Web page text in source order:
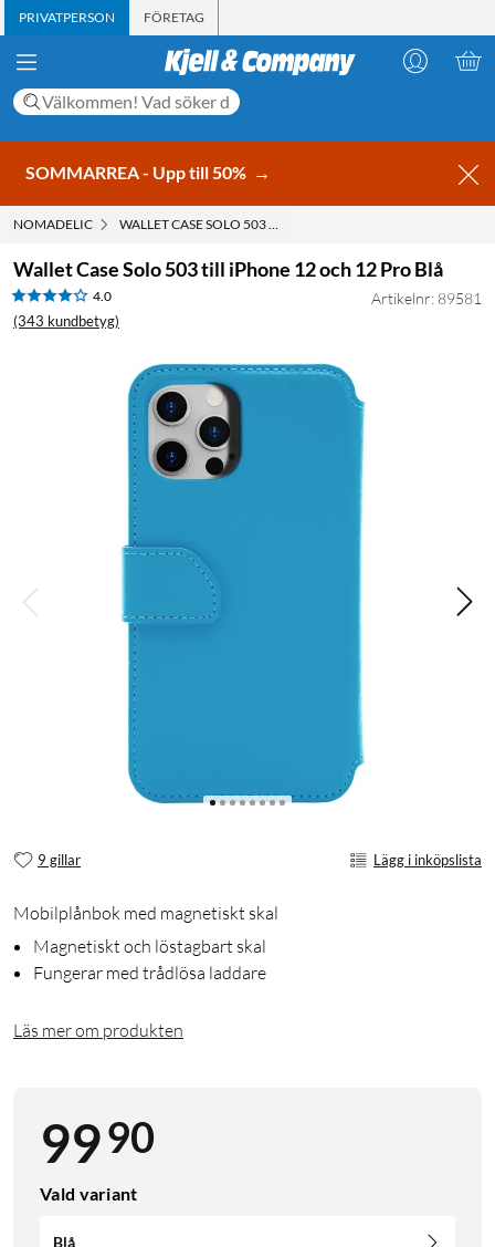
PRIVATPERSON FÖRETAG
SOMMARREA - Upp till 50% →
NOMADELIC WALLET CASE SOLO 503 TILL IPHONE 12 OCH 12 PRO BLÅ
Wallet Case Solo 503 till iPhone 12 och 12 Pro Blå
4.0
(343 kundbetyg)
Artikelnr: 89581
9 gillar Lägg i inköpslista
Mobilplånbok med magnetiskt skal
Magnetiskt och löstagbart skal
Fungerar med trådlösa laddare
Läs mer om produkten
9990
Vald variant
Blå